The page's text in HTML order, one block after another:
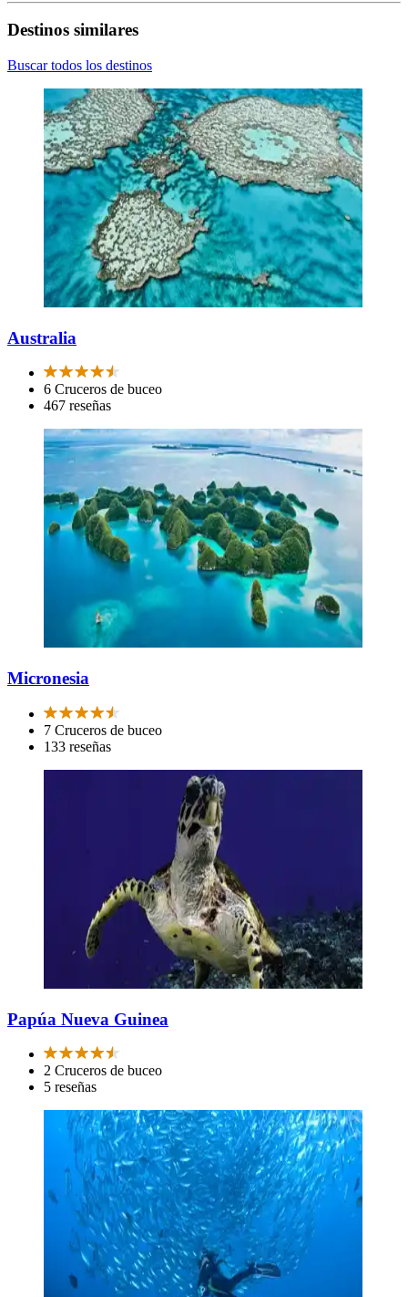
Destinos similares
Buscar todos los destinos
Australia
6 Cruceros de buceo
467 reseñas
Micronesia
7 Cruceros de buceo
133 reseñas
Papúa Nueva Guinea
2 Cruceros de buceo
5 reseñas